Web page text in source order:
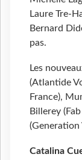
Laure Tre-
Bernard
pas.
Les
(Atlantide
France),
Billerey
(Generation
Catalina